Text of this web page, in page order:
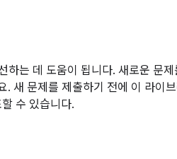
는 데 도움이 됩니다. 새로운 문
새 문제를 제출하기 전에 이 라이브
수 있습니다.